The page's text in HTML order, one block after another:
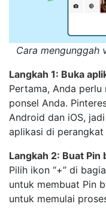
Cara mengunggah
Langkah 1: Buka
Pertama, Anda
ponsel Anda.
Android dan iOS,
aplikasi di perangkat
Langkah 2: Buat Pin
Pilih ikon “+” di
untuk membuat Pin
untuk memulai